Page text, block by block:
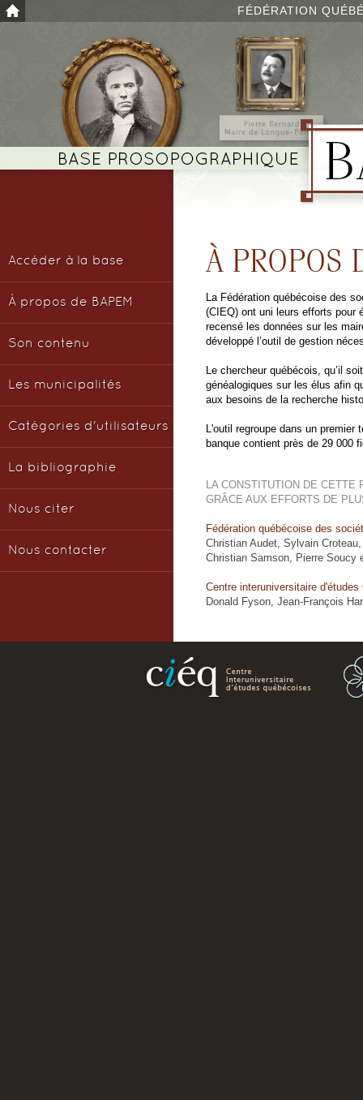
FÉDÉRATION
Accéder à la base
À propos de BAPEM
Son contenu
Les municipalités
Catégories d'utilisateurs
La bibliographie
Nous citer
Nous contacter
À PROPOS
La Fédération québécoise des
(CIEQ) ont uni leurs efforts pour
recensé les données sur les
développé l’outil de gestion
Le chercheur québécois, qu’il
généalogiques sur les élus afin
aux besoins de la recherche
L'outil regroupe dans un
banque contient près de 29 000
LA CONSTITUTION DE CETTE
GRÂCE AUX EFFORTS DE
Fédération québécoise des
Christian Audet, Sylvain
Christian Samson, Pierre Soucy
Centre interuniversitaire d'études
Donald Fyson, Jean-François